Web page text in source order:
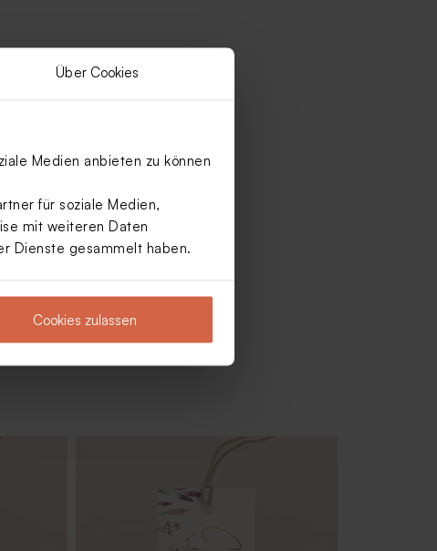
Über Cookies
Medien anbieten zu können
für soziale Medien,
mit weiteren Daten
Dienste gesammelt haben.
Cookies zulassen
Hübsches Gastgeschenk 'Little thing'
mit Text Gravur | Holzdeckel